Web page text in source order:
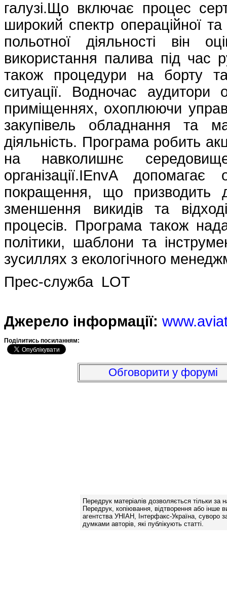
галузі.Що включає процес
широкий спектр операційної та
польотної діяльності він
використання палива під час
також процедури на борту
ситуації. Водночас аудитори
приміщеннях, охоплюючи
закупівель обладнання та
діяльність. Програма робить
на навколишнє
організації.IEnvA
покращення, що призводить
зменшення викидів та
процесів. Програма також
політики, шаблони та
зусиллях з екологічного
Прес-служба LOT
Джерело інформації:
Подiлитись посиланням:
Обговорити у форумі
Передрук матеріалів дозволяється тільки за
Передрук, копіювання, відтворення або інше
агентства УНІАН, Інтерфакс-Україна, суворо
думками авторів, які публікують статті.